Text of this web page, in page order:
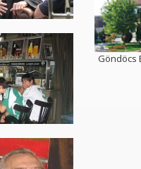
Gimnázium Göndöcs